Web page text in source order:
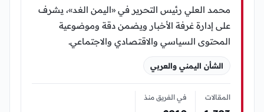
محمد العلي رئيس التحرير في «اليمن الغد»، يشرف
على إدارة غرفة الأخبار ويضمن دقة وموضوعية
المحتوى السياسي والاقتصادي والاجتماعي.
الشأن اليمني والعربي
المقالات في الفريق منذ